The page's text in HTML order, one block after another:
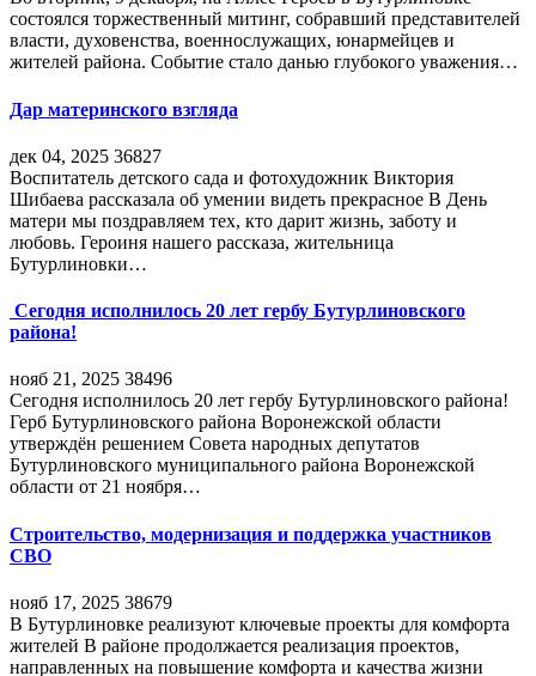
состоялся торжественный митинг, собравший представителей
власти, духовенства, военнослужащих, юнармейцев и
жителей района. Событие стало данью глубокого уважения…
Дар материнского взгляда
дек 04, 2025 36827
Воспитатель детского сада и фотохудожник Виктория
Шибаева рассказала об умении видеть прекрасное В День
матери мы поздравляем тех, кто дарит жизнь, заботу и
любовь. Героиня нашего рассказа, жительница
Бутурлиновки…
Сегодня исполнилось 20 лет гербу Бутурлиновского
района!
нояб 21, 2025 38496
Сегодня исполнилось 20 лет гербу Бутурлиновского района!
Герб Бутурлиновского района Воронежской области
утверждён решением Совета народных депутатов
Бутурлиновского муниципального района Воронежской
области от 21 ноября…
Строительство, модернизация и поддержка участников
СВО
нояб 17, 2025 38679
В Бутурлиновке реализуют ключевые проекты для комфорта
жителей В районе продолжается реализация проектов,
направленных на повышение комфорта и качества жизни